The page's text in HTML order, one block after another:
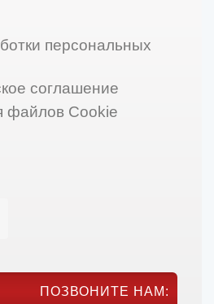
персональных
соглашение
файлов Cookie
ПОЗВОНИТЕ НАМ: